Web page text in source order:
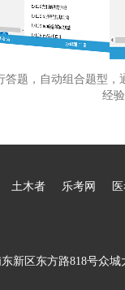
答题，自动组合题型
经
土木者 乐考网
新区东方路818号众城